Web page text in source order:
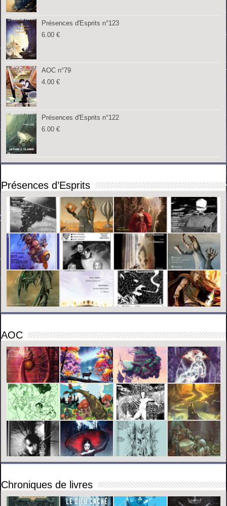
Présences d'Esprits n°123
6.00€
AOC n°79
4.00€
Présences d'Esprits n°122
6.00€
Présences d’Esprits
AOC
Chroniques de livres